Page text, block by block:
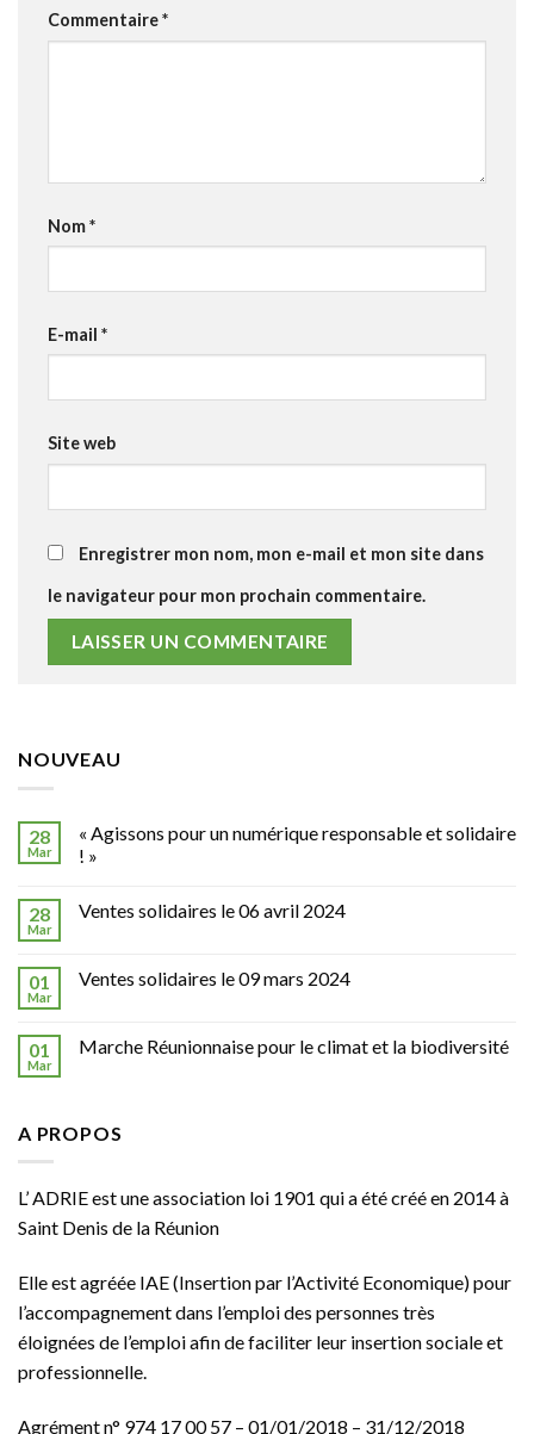
Commentaire*
Nom*
E-mail *
Site web
Enregistrer mon nom, mon e-mail et mon site dans
le navigateur pour mon prochain commentaire.
NOUVEAU
28
Mar
« Agissons pour un numérique responsable et solidaire
! »
28
Mar
Ventes solidaires le 06 avril 2024
01
Mar
Ventes solidaires le 09 mars 2024
01
Mar
Marche Réunionnaise pour le climat et la biodiversité
A PROPOS
L’ ADRIE est une association loi 1901 qui a été créé en 2014 à
Saint Denis de la Réunion
Elle est agréée IAE(Insertion par l’Activité Economique) pour
l’accompagnement dans l’emploi des personnes très
éloignées de l’emploi afin de faciliter leur insertion sociale et
professionnelle.
Agrément n° 974 17 00 57 – 01/01/2018 – 31/12/2018